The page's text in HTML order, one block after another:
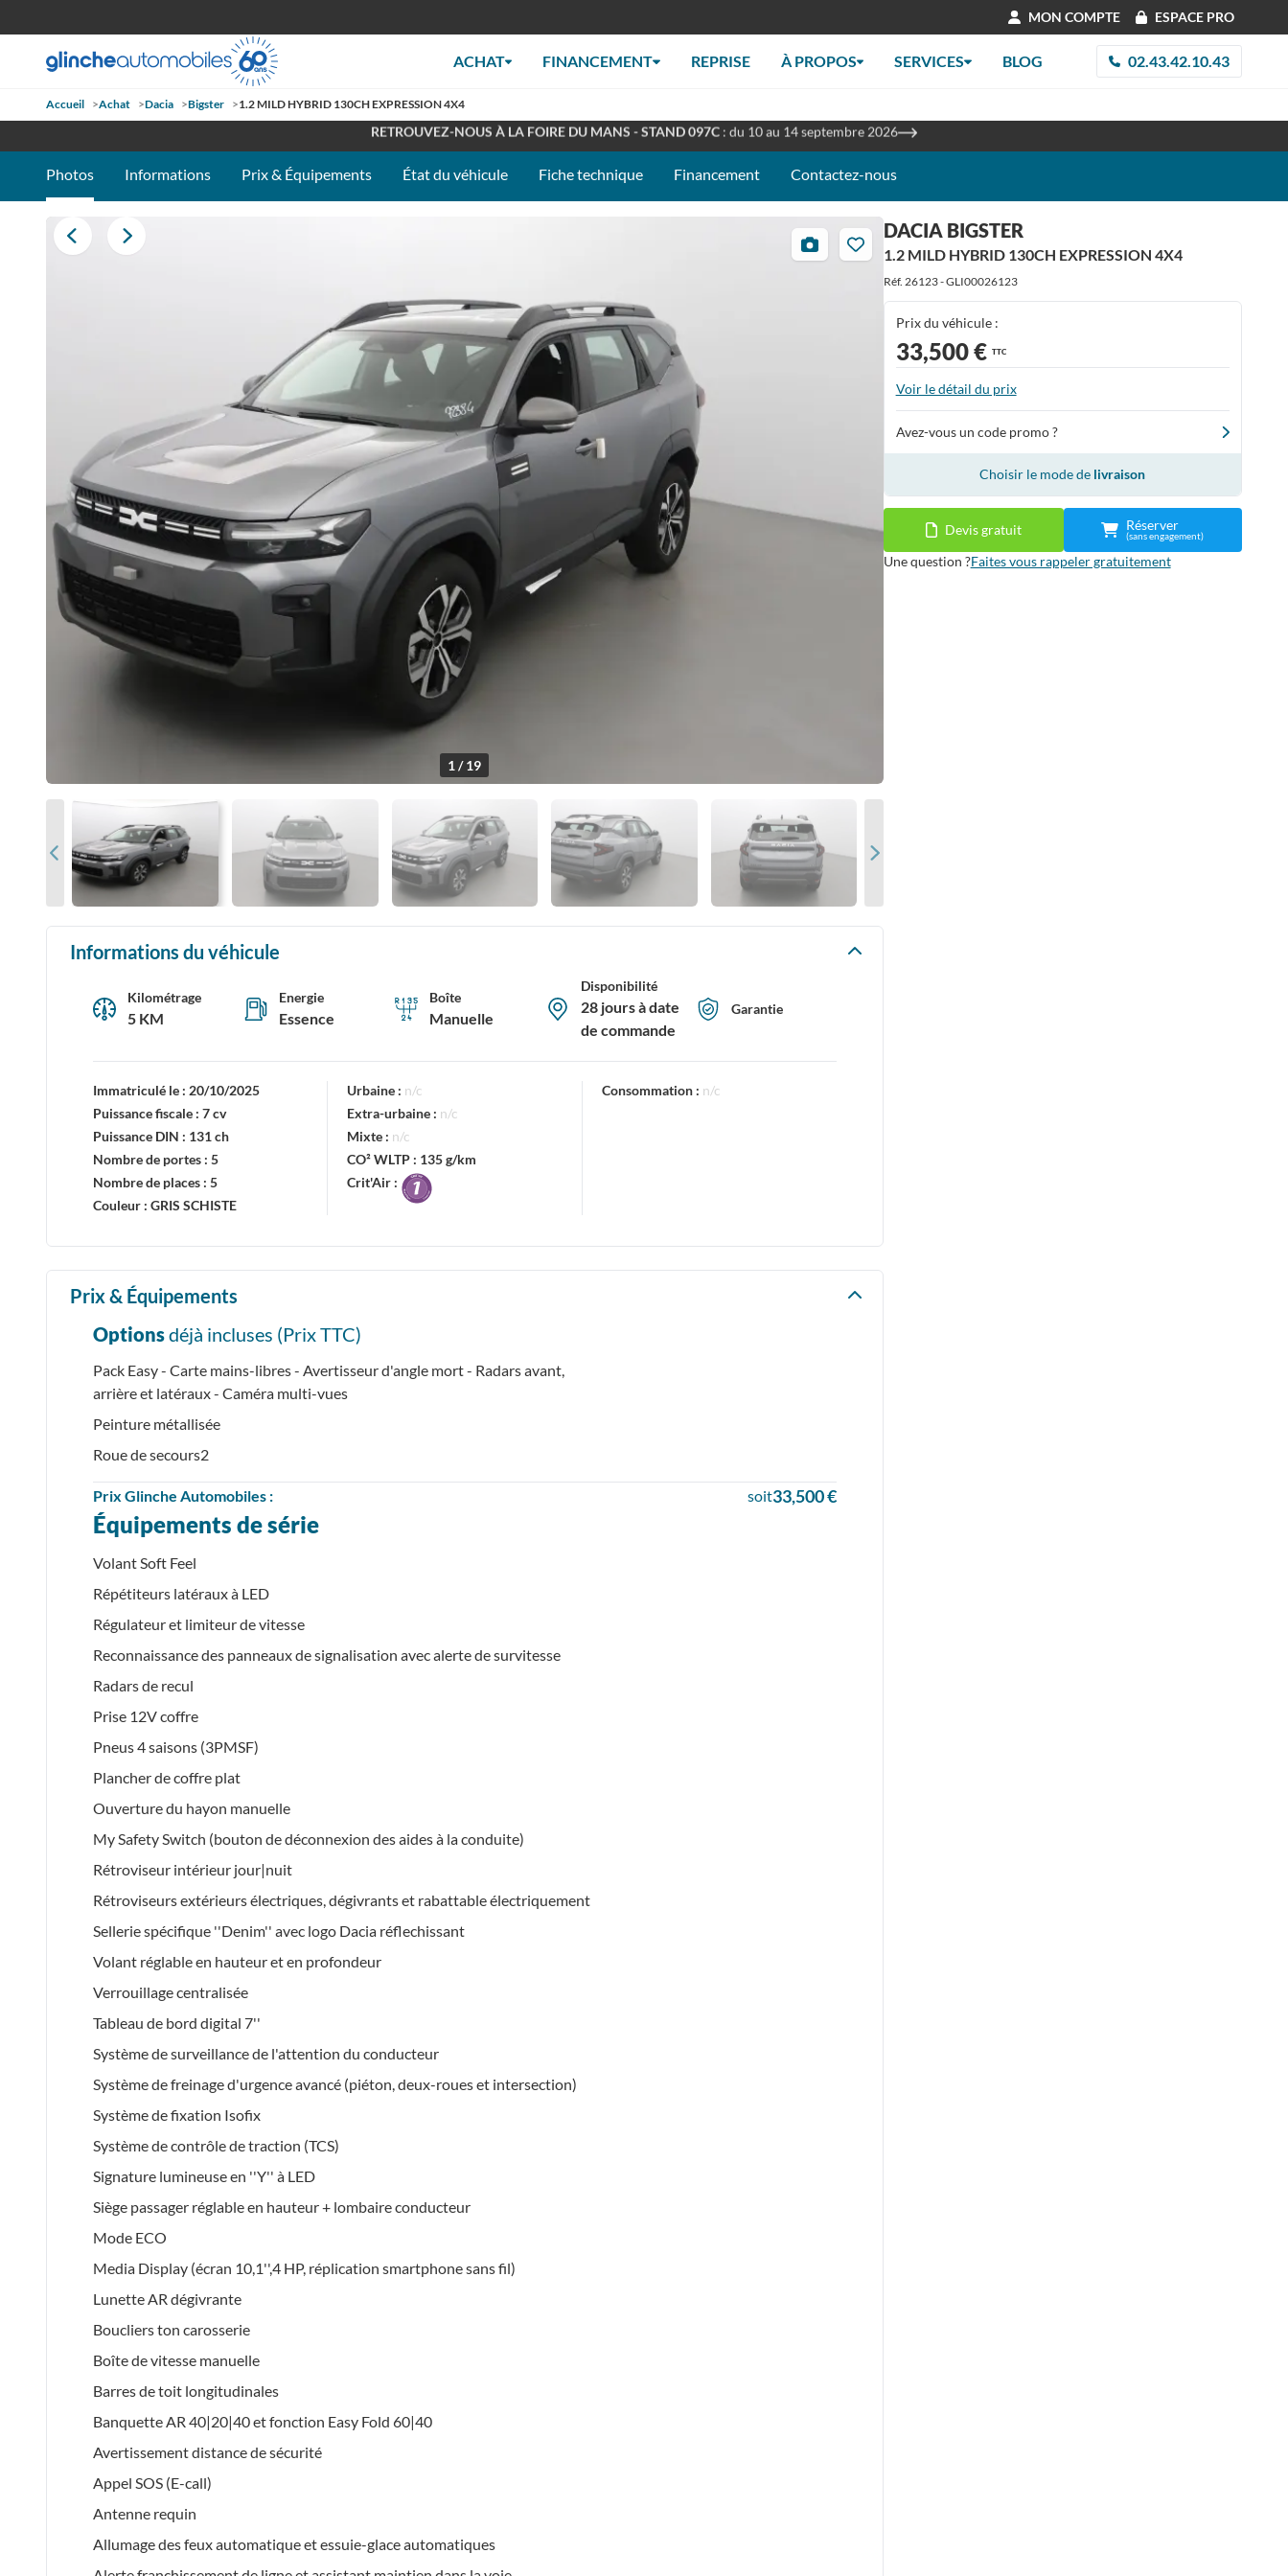
MON COMPTE ESPACE PRO
ACHAT FINANCEMENT REPRISE À PROPOS SERVICES BLOG 02.43.42.10.43
Accueil >Achat >Dacia >Bigster >1.2 MILD HYBRID 130CH EXPRESSION 4X4
RETROUVEZ-NOUS À LA FOIRE DU MANS - STAND 097C : du 10 au 14 septembre 2026
OUVERT TOUT L'ÉTÉ
Photos Informations Prix & Équipements État du véhicule Fiche technique Financement Contactez-nous
19
photos
1 / 19
Informations du véhicule
Kilométrage
5 KM
Energie
Essence
Boîte
Manuelle
Disponibilité
28 jours à date
de commande
Garantie
Immatriculé le : 20/10/2025
Puissance fiscale : 7 cv
Puissance DIN : 131 ch
Nombre de portes : 5
Nombre de places : 5
Couleur : GRIS SCHISTE
Urbaine : n/c
Extra-urbaine : n/c
Mixte : n/c
CO² WLTP : 135 g/km
Crit'Air :
Consommation : n/c
Prix & Équipements
Optionsdéjà incluses (PrixTTC)
Pack Easy - Carte mains-libres - Avertisseur d'angle mort - Radars avant,
arrière et latéraux - Caméra multi-vues
Peinture métallisée
Roue de secours2
Prix Glinche Automobiles : soit33,500 €
Équipements de série
Volant Soft Feel
Répétiteurs latéraux à LED
Régulateur et limiteur de vitesse
Reconnaissance des panneaux de signalisation avec alerte de survitesse
Radars de recul
Prise 12V coffre
Pneus 4 saisons (3PMSF)
Plancher de coffre plat
Ouverture du hayon manuelle
My Safety Switch (bouton de déconnexion des aides à la conduite)
Rétroviseur intérieur jour|nuit
Rétroviseurs extérieurs électriques, dégivrants et rabattable électriquement
Sellerie spécifique ''Denim'' avec logo Dacia réflechissant
Volant réglable en hauteur et en profondeur
Verrouillage centralisée
Tableau de bord digital 7''
Système de surveillance de l'attention du conducteur
Système de freinage d'urgence avancé (piéton, deux-roues et intersection)
Système de fixation Isofix
Système de contrôle de traction (TCS)
Signature lumineuse en ''Y'' à LED
Siège passager réglable en hauteur + lombaire conducteur
Mode ECO
Media Display (écran 10,1'',4 HP, réplication smartphone sans fil)
Lunette AR dégivrante
Boucliers ton carosserie
Boîte de vitesse manuelle
Barres de toit longitudinales
Banquette AR 40|20|40 et fonction Easy Fold 60|40
Avertissement distance de sécurité
Appel SOS (E-call)
Antenne requin
Allumage des feux automatique et essuie-glace automatiques
DACIA BIGSTER
1.2 MILD HYBRID 130CH EXPRESSION 4X4
Réf. 26123 - GLI00026123
Prix du véhicule :
33,500 € TTC
Voir le détail du prix
Avez-vous un code promo ?
Choisir le mode de livraison
Devis gratuit Réserver
(sans engagement)
Une question ?Faites vous rappeler gratuitement